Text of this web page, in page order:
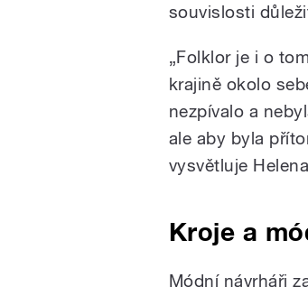
souvislosti
„Folklor je i o
krajině okolo
nezpívalo a
ale aby byla
vysvětluje
Kroje a
Módní návrháři